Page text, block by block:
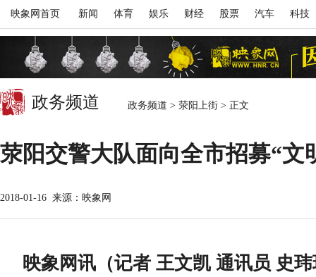
映象网首页 新闻 体育 娱乐 财经 股票 汽车 科技
政务频道 政务频道 > 荥阳上街 > 正文
荥阳交警大队面向全市招募“文
2018-01-16 来源：映象网
映象网讯（记者 王文凯 通讯员 史